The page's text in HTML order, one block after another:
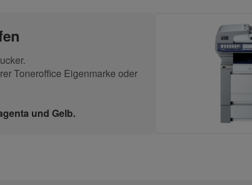
Toneroffice Eigenmarke oder
und Gelb.